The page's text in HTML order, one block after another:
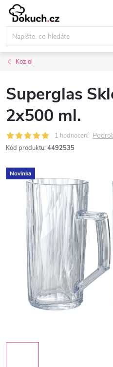
Přejít
obsah
Koziol
Superglas
2x500 ml.
1 hodnocení
Kód produktu: 4492535
Novinka